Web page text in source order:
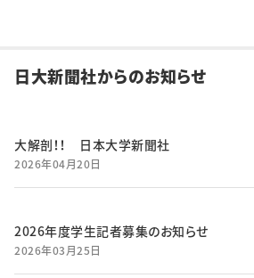
日大新聞社からのお知らせ
大解剖！！ 日本大学新聞社
2026年04月20日
2026年度学生記者募集のお知らせ
2026年03月25日